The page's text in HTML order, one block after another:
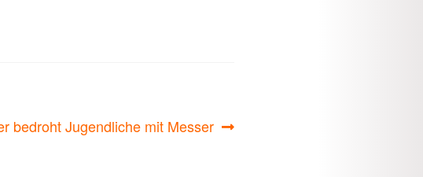
bedroht Jugendliche mit Messer